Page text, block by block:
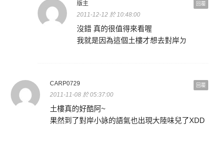
回覆
版主
2011-12-12 於 10:48:00
沒錯 真的很值得來看喔
我就是因為這個土樓才想去對岸ㄉ
回覆
CARP0729
2011-11-08 於 05:37:00
土樓真的好酷阿~
果然到了對岸小詠的語氣也出現大陸味兒了XDD